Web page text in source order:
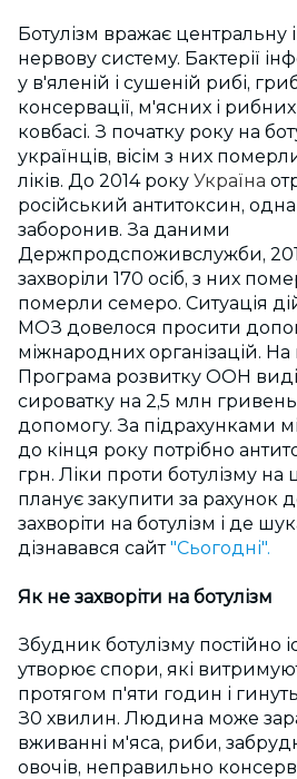
Ботулізм вражає центральну
нервову систему. Бактерії
у в'яленій і сушеній рибі,
консервації, м'ясних і
ковбасі. З початку року на
українців, вісім з них
ліків. До 2014 року Україна
російський антитоксин,
заборонив. За даними
Держпродспоживслужби,
захворіли 170 осіб, з них
померли семеро. Ситуація
МОЗ довелося просити
міжнародних організацій.
Програма розвитку ООН
сироватку на 2,5 млн
допомогу. За підрахунками
до кінця року потрібно
грн. Ліки проти ботулізму на
планує закупити за рахунок
захворіти на ботулізм і де
дізнавався сайт"Сьогодні".
Як не захворіти на ботулізм
Збудник ботулізму постійно
утворює спори, які
протягом п'яти годин і
З0 хвилин. Людина може
вживанні м'яса, риби,
овочів, неправильно